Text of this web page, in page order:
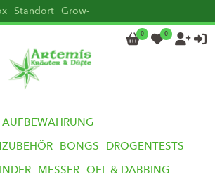
Standort Grow-
0 0  
AUFBEWAHRUNG
BONGS
DROGENTESTS
MESSER OEL & DABBING